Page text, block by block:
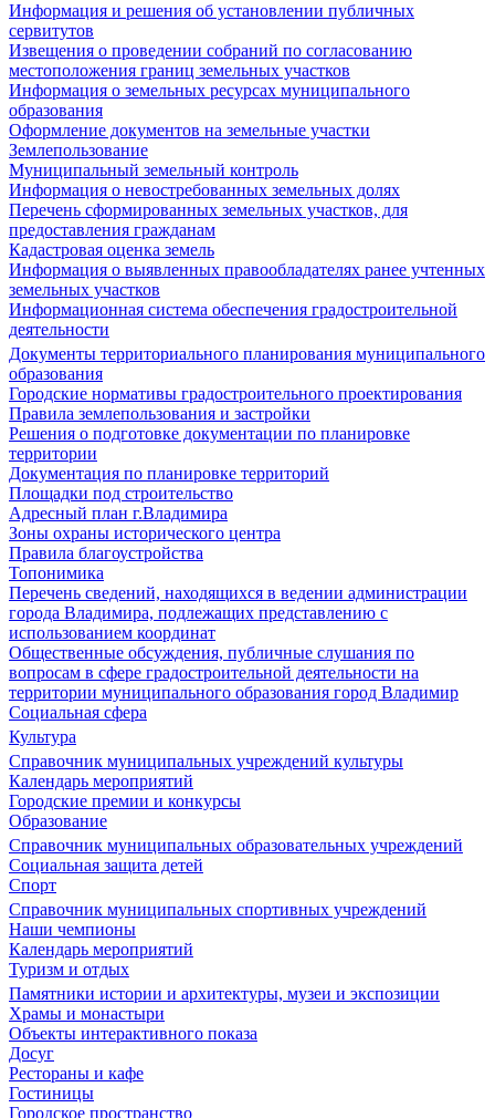
Информация и решения об установлении публичных
сервитутов
Извещения о проведении собраний по согласованию
местоположения границ земельных участков
Информация о земельных ресурсах муниципального
образования
Оформление документов на земельные участки
Землепользование
Муниципальный земельный контроль
Информация о невостребованных земельных долях
Перечень сформированных земельных участков, для
предоставления гражданам
Кадастровая оценка земель
Информация о выявленных правообладателях ранее учтенных
земельных участков
Информационная система обеспечения градостроительной
деятельности
Документы территориального планирования муниципального
образования
Городские нормативы градостроительного проектирования
Правила землепользования и застройки
Решения о подготовке документации по планировке
территории
Документация по планировке территорий
Площадки под строительство
Адресный план г.Владимира
Зоны охраны исторического центра
Правила благоустройства
Топонимика
Перечень сведений, находящихся в ведении администрации
города Владимира, подлежащих представлению с
использованием координат
Общественные обсуждения, публичные слушания по
вопросам в сфере градостроительной деятельности на
территории муниципального образования город Владимир
Социальная сфера
Культура
Справочник муниципальных учреждений культуры
Календарь мероприятий
Городские премии и конкурсы
Образование
Справочник муниципальных образовательных учреждений
Социальная защита детей
Спорт
Справочник муниципальных спортивных учреждений
Наши чемпионы
Календарь мероприятий
Туризм и отдых
Памятники истории и архитектуры, музеи и экспозиции
Храмы и монастыри
Объекты интерактивного показа
Досуг
Рестораны и кафе
Гостиницы
Городское пространство